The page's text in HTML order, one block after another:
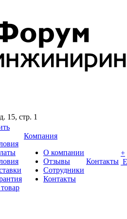
15, стр. 1
Компания
О компании
Отзывы
Сотрудники
Контакты
Контакты
+